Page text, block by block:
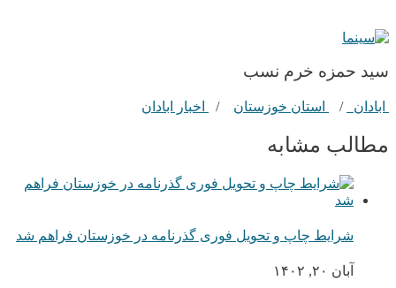
سيد حمزه خرم نسب
ابادان / استان خوزستان / اخبار ابادان
مطالب مشابه
شرایط چاپ و تحویل فوری گذرنامه در خوزستان فراهم شد
آبان ۲۰, ۱۴۰۲